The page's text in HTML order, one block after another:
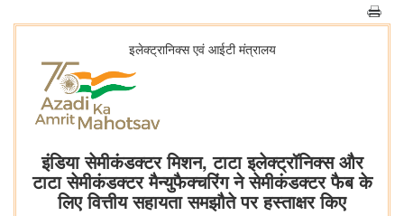
इलेक्ट्रानिक्स एवं आईटी मंत्रालय
इंडिया सेमीकंडक्टर मिशन, टाटा इलेक्ट्रॉनिक्स और
टाटा सेमीकंडक्टर मैन्युफैक्चरिंग ने सेमीकंडक्टर फैब के
लिए वित्तीय सहायता समझौते पर हस्ताक्षर किए